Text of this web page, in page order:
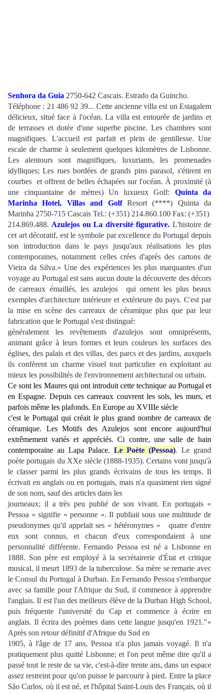
Senhora da Guia 2750-642 Cascais. Estrado da Guincho.
Téléphone : 21 486 92 39... Cette ancienne villa est un Estagalem
délicieux, situé face à l'océan. La villa est entourée de jardins et
de terrasses et dotée d'une superbe piscine. Les chambres sont
magnifiques. L'accueil est parfait et plein de gentillesse. Une
escale de charme à seulement quelques kilomètres de Lisbonne.
Les alentours sont magnifiques, luxuriants, les promenades
idylliques; Les rues bordées de grands pins parasol, s'étirent en
courbes et offrent de belles échapées sur l'océan. À proximité (à
une cinquantaine de mètres) Un luxueux Golf: Quinta da
Marinha Hotel, Villas and GolfResort (****) Quinta da
Marinha 2750-715 Cascais Tel.: (+351) 214.860.100 Fax: (+351)
214.869.488. Azulejos ou La diversité figurative. L'histoire de
cet art décoratif, est le symbole par excellence du Portugal depuis
son introduction dans le pays jusqu'aux réalisations les plus
contemporaines, notamment celles crées d'après des cartons de
Vieira da Silva.« Une des expériences les plus marquantes d'un
voyage au Portugal est sans aucun doute la découverte des décors
de carreaux émaillés, les azulejos qui ornent les plus beaux
exemples d'architecture intérieure et extérieure du pays. C'est par
la mise en scène des carreaux de céramique plus que par leur
fabrication que le Portugal s'est distingué:
généralement les revêtements d'azulejos sont omniprésents,
animant grâce à leurs formes et leurs couleurs les surfaces des
églises, des palais et des villas, des parcs et des jardins, auxquels
ils confèrent un charme visuel tout particulier en exploitant au
mieux les possibilités de l'environnement architectural ou urbain.
Ce sont les Maures qui ont introduit cette technique au Portugal et
en Espagne. Depuis ces carreaux couvrent les sols, les murs, et
parfois même les plafonds. En Europe au XVIIIe siècle
c'est le Portugal qui créait le plus grand nombre de carreaux de
céramique. Les Motifs des Azulejos sont encore aujourd'hui
extrêmement variés et appréciés. Ci contre, une salle de bain
contemporaine au Lapa Palace. Le Poète (Pessoa). Le grand
poète portugais du XXe siècle (1888-1935). Certains vont jusqu'à
le classer parmi les plus grands écrivains de tous les temps. Il
écrivait en anglais ou en portugais, mais n'a quasiment rien signé
de son nom, sauf des articles dans les
journeaux; il a très peu publié de son vivant. En portugais «
Pessoa » signifie « personne ». Il publiait sous une multitude de
pseudonymes qu'il appelait ses « hétéronymes » quatre d'entre
eux sont connus, et chacun d'eux correspondaient à une
personnalité différente. Fernando Pessoa est né a Lisbonne en
1888. Son père est employé à la secrétairerie d'État et critique
musical, il meurt 1893 de la tuberculose. Sa mère se remarie avec
le Consul du Portugal à Durban. En Fernando Pessoa s'embarque
avec sa famille pour l'Afrique du Sud, il commence à apprendre
l'anglais. Il est l'un des meilleurs élève de la Durban High School,
puis fréquente l'université du Cap et commence à écrire en
anglais. Il écrira des poèmes dans cette langue jusqu'en 1921."«
Après son retour définitif d'Afrique du Sud en
1905, à l'âge de 17 ans, Pessoa n'a plus jamais voyagé. Il n'a
pratiquement plus quitté Lisbonne; et l'on peut même dire qu'il a
passé tout le reste de sa vie, c'est-à-dire trente ans, dans un espace
assez restreint pour qu'on puisse le parcourir à pied. Entre la place
São Carlos, où il est né, et l'hôpital Saint-Louis des Français, où il